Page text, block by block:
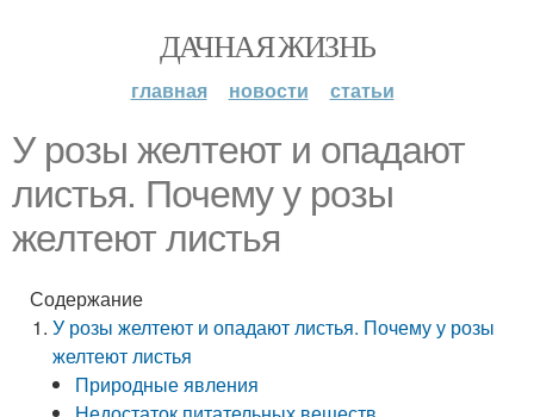
ДАЧНАЯ ЖИЗНЬ
главная новости статьи
У розы желтеют и опадают
листья. Почему у розы
желтеют листья
Содержание
У розы желтеют и опадают листья. Почему у розы
желтеют листья
Природные явления